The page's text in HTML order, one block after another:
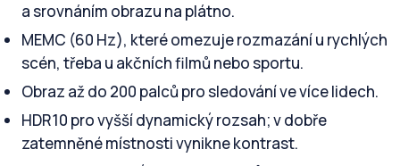
a srovnáním obrazu na plátno.
MEMC (60 Hz), které omezuje rozmazání u rychlých
scén, třeba u akčních filmů nebo sportu.
Obraz až do 200 palců pro sledování ve více lidech.
HDR10 pro vyšší dynamický rozsah; v dobře
zatemněné místnosti vynikne kontrast.